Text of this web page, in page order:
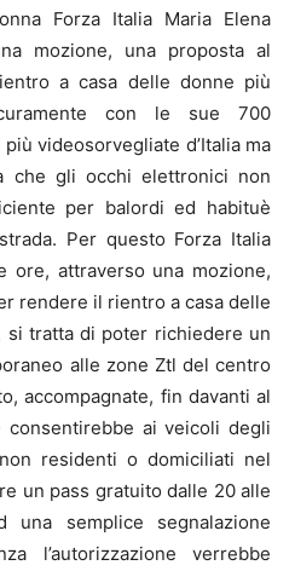
Forza Italia Maria Elena
mozione, una proposta al
a casa delle donne più
con le sue 700
videosorvegliate d’Italia ma
che gli occhi elettronici non
per balordi ed habituè
Per questo Forza Italia
ore, attraverso una mozione,
rendere il rientro a casa delle
tratta di poter richiedere un
alle zone Ztl del centro
accompagnate, fin davanti al
consentirebbe ai veicoli degli
residenti o domiciliati nel
un pass gratuito dalle 20 alle
semplice segnalazione
l’autorizzazione verrebbe